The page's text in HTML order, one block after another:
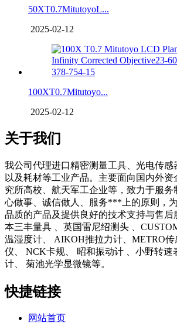
50XT0.7MitutoyoL...
2025-02-12
100XT0.7Mitutoyo...
2025-02-12
关于我们
我公司代理进口精密测量工具、光电传感
以及耗材等工业产品。主要面向国内外
究所高校、航天军工企业等，致力于服务
心做事、诚信做人、服务***上的原则，
品质的产品及提供良好的技术支持与售后
本三丰量具 、英国雷尼绍测头 、
温湿度计、 AIKOH推拉力计、METRO
仪、 NCK卡规、 昭和振动计 、小野转速
计、 菊池光学显微镜等。
快捷链接
网站首页